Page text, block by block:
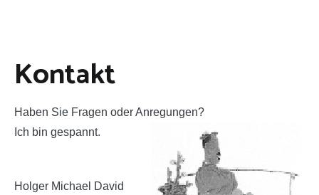
Kontakt
Haben Sie Fragen oder Anregungen?
Ich bin gespannt.
Holger Michael David